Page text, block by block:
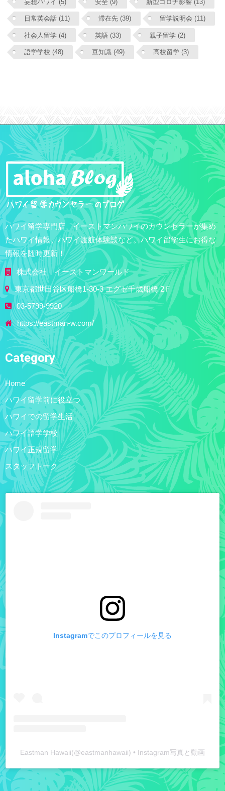
妄想ハワイ (5) 安全 (9) 新型コロナ影響 (13)
日常英会話 (11) 滞在先 (39) 留学説明会 (11)
社会人留学 (4) 英語 (33) 親子留学 (2)
語学学校 (48) 豆知識 (49) 高校留学 (3)
ハワイ留学専門店 イーストマンハワイのカウンセラーが集め
たハワイ情報。ハワイ渡航体験談など。ハワイ留学生にお得な
情報を随時更新！
株式会社 イーストマンワールド
東京都世田谷区船橋1-30-3 エグゼ千歳船橋 2Ｆ
03-5799-9920
https://eastman-w.com/
Category
Home
ハワイ留学前に役立つ
ハワイでの留学生活
ハワイ語学学校
ハワイ正規留学
スタッフトーク
Instagramでこのプロフィールを見る
Eastman Hawaii(@eastmanhawaii) • Instagram写真と動画